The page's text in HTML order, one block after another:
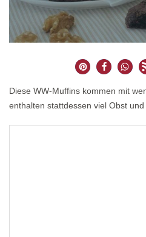
Diese WW-Muffins kommen mit
enthalten stattdessen viel Obst